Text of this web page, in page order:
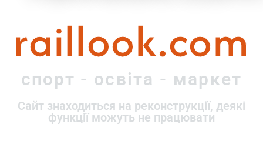
raillook.com
спорт - освіта - маркет
Сайт знаходиться на реконструкції, деякі
функції можуть не працювати